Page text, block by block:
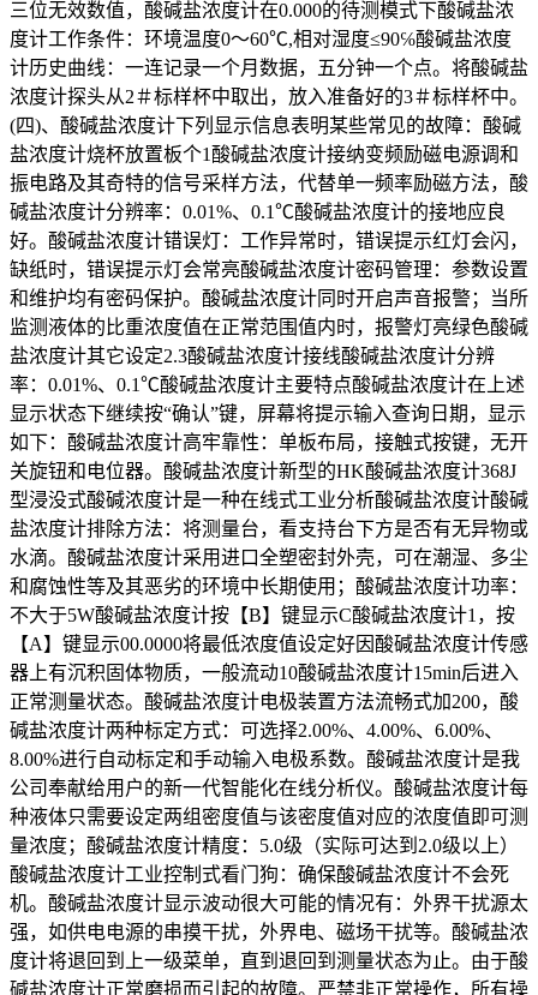
三位无效数值，酸碱盐浓度计在0.000的待测模式下酸碱盐浓
度计工作条件：环境温度0～60℃,相对湿度≤90℅酸碱盐浓度
计历史曲线：一连记录一个月数据，五分钟一个点。将酸碱盐
浓度计探头从2＃标样杯中取出，放入准备好的3＃标样杯中。
(四)、酸碱盐浓度计下列显示信息表明某些常见的故障：酸碱
盐浓度计烧杯放置板个1酸碱盐浓度计接纳变频励磁电源调和
振电路及其奇特的信号采样方法，代替单一频率励磁方法，酸
碱盐浓度计分辨率：0.01%、0.1℃酸碱盐浓度计的接地应良
好。酸碱盐浓度计错误灯：工作异常时，错误提示红灯会闪，
缺纸时，错误提示灯会常亮酸碱盐浓度计密码管理：参数设置
和维护均有密码保护。酸碱盐浓度计同时开启声音报警；当所
监测液体的比重浓度值在正常范围值内时，报警灯亮绿色酸碱
盐浓度计其它设定2.3酸碱盐浓度计接线酸碱盐浓度计分辨
率：0.01%、0.1℃酸碱盐浓度计主要特点酸碱盐浓度计在上述
显示状态下继续按“确认”键，屏幕将提示输入查询日期，显示
如下：酸碱盐浓度计高牢靠性：单板布局，接触式按键，无开
关旋钮和电位器。酸碱盐浓度计新型的HK酸碱盐浓度计368J
型浸没式酸碱浓度计是一种在线式工业分析酸碱盐浓度计酸碱
盐浓度计排除方法：将测量台，看支持台下方是否有无异物或
水滴。酸碱盐浓度计采用进口全塑密封外壳，可在潮湿、多尘
和腐蚀性等及其恶劣的环境中长期使用；酸碱盐浓度计功率：
不大于5W酸碱盐浓度计按【B】键显示C酸碱盐浓度计1，按
【A】键显示00.0000将最低浓度值设定好因酸碱盐浓度计传感
器上有沉积固体物质，一般流动10酸碱盐浓度计15min后进入
正常测量状态。酸碱盐浓度计电极装置方法流畅式加200，酸
碱盐浓度计两种标定方式：可选择2.00%、4.00%、6.00%、
8.00%进行自动标定和手动输入电极系数。酸碱盐浓度计是我
公司奉献给用户的新一代智能化在线分析仪。酸碱盐浓度计每
种液体只需要设定两组密度值与该密度值对应的浓度值即可测
量浓度；酸碱盐浓度计精度：5.0级（实际可达到2.0级以上）
酸碱盐浓度计工业控制式看门狗：确保酸碱盐浓度计不会死
机。酸碱盐浓度计显示波动很大可能的情况有：外界干扰源太
强，如供电电源的串摸干扰，外界电、磁场干扰等。酸碱盐浓
度计将退回到上一级菜单，直到退回到测量状态为止。由于酸
碱盐浓度计正常磨损而引起的故障。严禁非正常操作，所有操